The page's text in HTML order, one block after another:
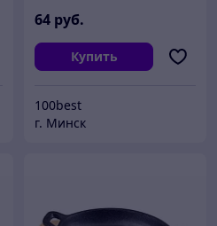
64 руб.
Купить
100best
г. Минск